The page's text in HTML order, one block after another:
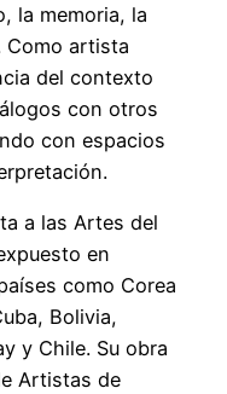
la memoria, la
Como artista
del contexto
con otros
con espacios
a las Artes del
en
como Corea
Bolivia,
y Chile. Su obra
Artistas de